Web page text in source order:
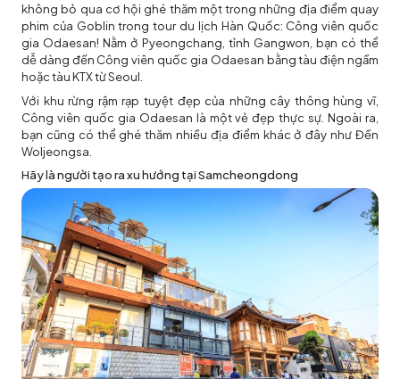
không bỏ qua cơ hội ghé thăm một trong những địa điểm quay
phim của Goblin trong tour du lịch Hàn Quốc: Công viên quốc
gia Odaesan! Nằm ở Pyeongchang, tỉnh Gangwon, bạn có thể
dễ dàng đến Công viên quốc gia Odaesan bằng tàu điện ngầm
hoặc tàu KTX từ Seoul.
Với khu rừng rậm rạp tuyệt đẹp của những cây thông hùng vĩ,
Công viên quốc gia Odaesan là một vẻ đẹp thực sự. Ngoài ra,
bạn cũng có thể ghé thăm nhiều địa điểm khác ở đây như Đền
Woljeongsa.
Hãy là người tạo ra xu hướng tại Samcheongdong